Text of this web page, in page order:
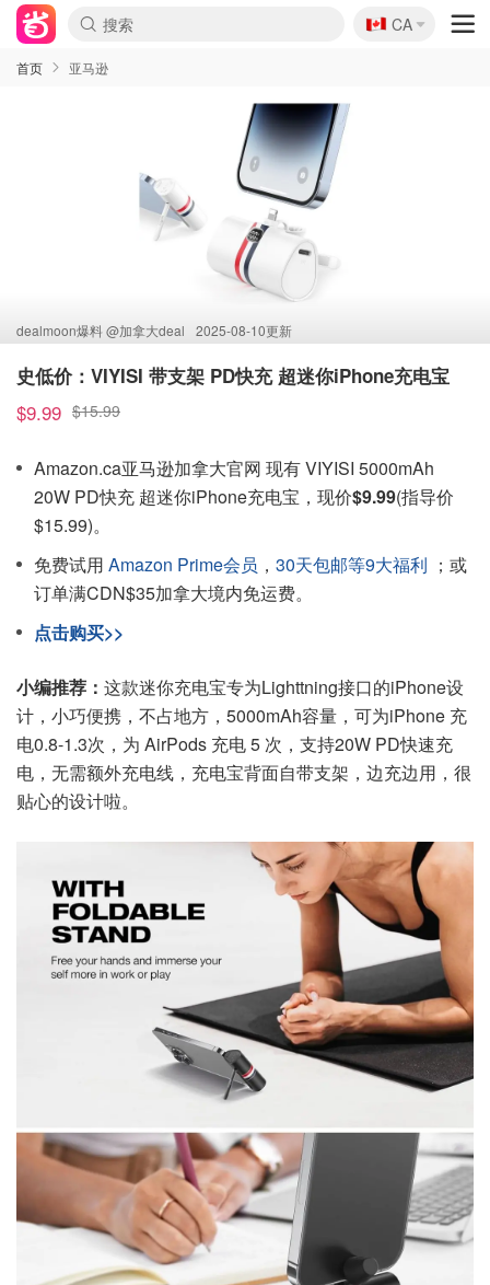
🇨🇦
CA
首页 亚马逊
dealmoon爆料 @加拿大deal 2025-08-10更新
史低价：VIYISI 带支架 PD快充 超迷你iPhone充电宝
$9.99 $15.99
Amazon.ca亚马逊加拿大官网 现有 VIYISI 5000mAh
20W PD快充 超迷你iPhone充电宝，现价$9.99(指导价
$15.99)。
免费试用 Amazon Prime会员 ， 30天包邮等9大福利 ；或
订单满CDN$35加拿大境内免运费。
点击购买>>
小编推荐： 这款迷你充电宝专为Lighttning接口的iPhone设
计，小巧便携，不占地方，5000mAh容量，可为iPhone 充
电0.8-1.3次，为 AirPods 充电 5 次，支持20W PD快速充
电，无需额外充电线，充电宝背面自带支架，边充边用，很
贴心的设计啦。